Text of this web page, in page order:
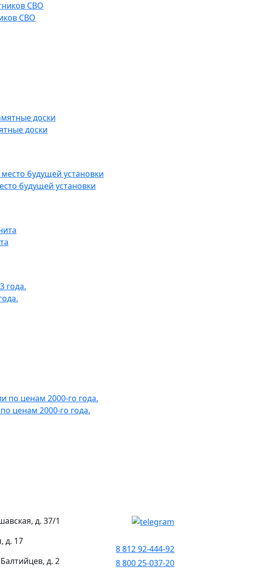
СВО
доски
будущей установки
ценам 2000-го года.
д. 37/1
д. 17
д. 2
8 812 92-444-92
8 800 25-037-20